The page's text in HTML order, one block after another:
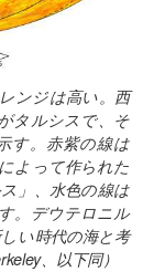
ンジは高い。西
タルシスで、そ
す。赤紫の線は
よって作られた
」、水色の線は
。デウテロニル
い時代の海と考
、以下同）